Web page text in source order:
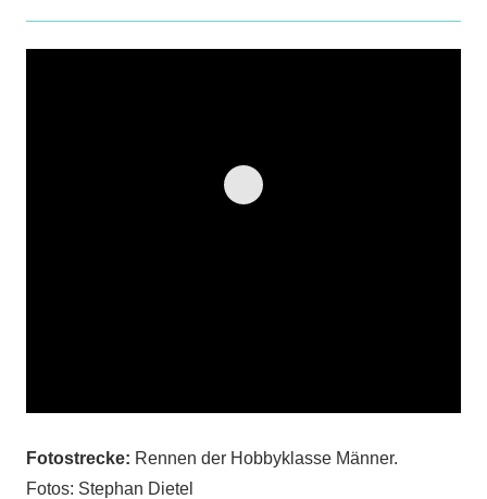
Fotostrecke: Rennen der Hobbyklasse Männer.
Fotos: Stephan Dietel